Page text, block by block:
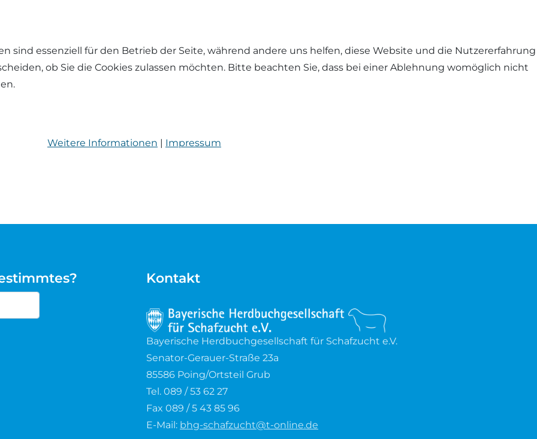
Kontakt
Bayerische Herdbuchgesellschaft für Schafzucht e.V.
Senator-Gerauer-Straße 23a
85586 Poing/Ortsteil Grub
Tel. 089 / 53 62 27
Fax 089 / 5 43 85 96
E-Mail: bhg-schafzucht@t-online.de
sind essenziell für den Betrieb der Seite, während andere uns helfen, diese Website und die Nutzererfahrung
ob Sie die Cookies zulassen möchten. Bitte beachten Sie, dass bei einer Ablehnung womöglich nicht
Weitere Informationen | Impressum